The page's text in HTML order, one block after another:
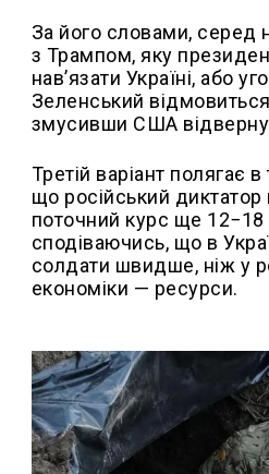
За його словами, серед
з Трампом, яку
нав’язати Україні, або
Зеленський
змусивши США
Третій варіант полягає в
що російський
поточний курс ще 12−18
сподіваючись, що в
солдати швидше, ніж у
економіки — ресурси.